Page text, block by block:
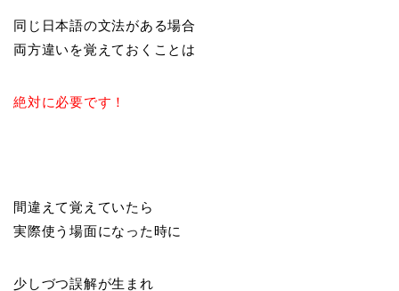
同じ日本語の文法がある場合
両方違いを覚えておくことは
絶対に必要です！
間違えて覚えていたら
実際使う場面になった時に
少しづつ誤解が生まれ